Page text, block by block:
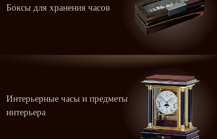
Боксы для хранения часов
Интерьерные часы и предметы
интерьера